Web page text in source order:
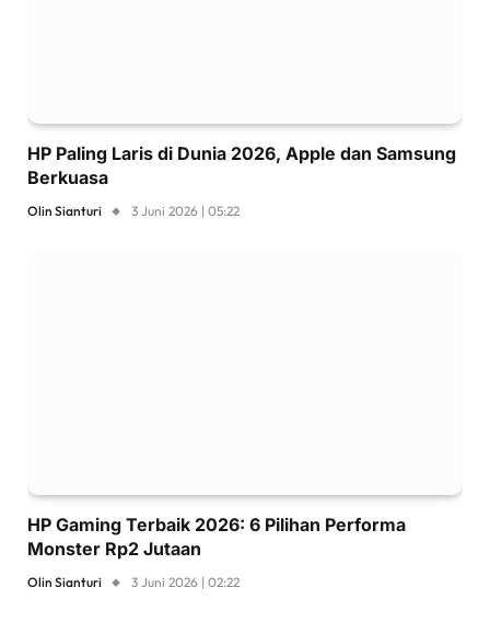
HP Paling Laris di Dunia 2026, Apple dan Samsung
Berkuasa
Olin Sianturi 3 Juni 2026 | 05:22
HP Gaming Terbaik 2026: 6 Pilihan Performa
Monster Rp2 Jutaan
Olin Sianturi 3 Juni 2026 | 02:22